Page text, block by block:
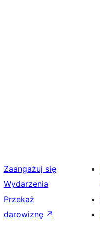
Zaangażuj się
Wydarzenia
Przekaż
darowiznę ↗